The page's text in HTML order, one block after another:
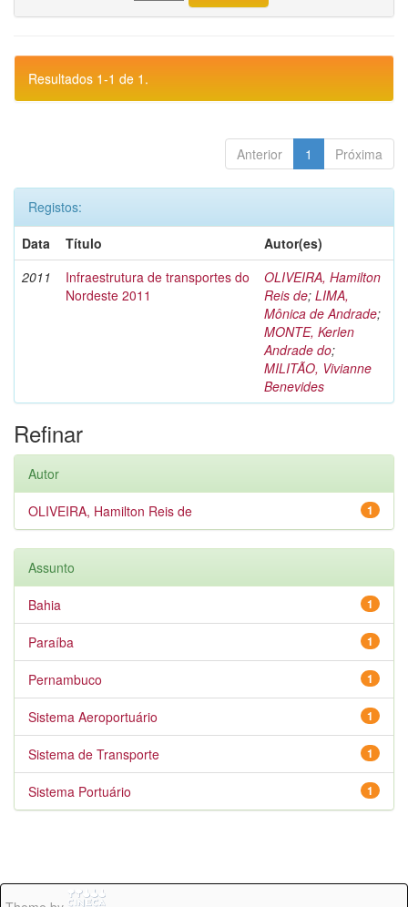
Resultados 1-1 de 1.
Anterior 1 Próxima
Registos:
Data
Título
Autor(es)
2011
Infraestrutura de transportes do
Nordeste 2011
OLIVEIRA, Hamilton
Reis de; LIMA,
Mônica de Andrade;
MONTE, Kerlen
Andrade do;
MILITÃO, Vivianne
Benevides
Refinar
Autor
1
OLIVEIRA, Hamilton Reis de
Assunto
1
Bahia
1
Paraíba
1
Pernambuco
1
Sistema Aeroportuário
1
Sistema de Transporte
1
Sistema Portuário